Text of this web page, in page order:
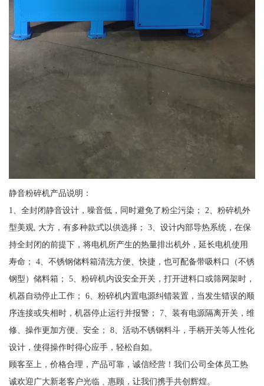
静音粉碎机产品说明：
1、全封闭静音设计，噪音低，同时避免了粉尘污染； 2、粉碎机外
型美观, 大方，有多种款式以供选择； 3、设计内部导热系统，在保
持全封闭的前提下，将电机所产生的热量排出机外，延长电机使用
寿命； 4、不锈钢储料箱清洗方便、快捷，也可配备带吸料口（不锈
钢型）储料箱； 5、粉碎机内设安全开关，打开进料口或筛网架时，
机器自动停止工作； 6、粉碎机内置电源纠错装置，当发生错误的顺
序连接或失相时，机器停止运行并报警； 7、装有电源隔离开关，维
修、操作更加方便、安全； 8、活动不锈钢料斗，手柄开关等人性化
设计，使得操作时得心应手，轻松自如。
顾客至上，价格合理，产品可靠，诚信经营！我们公司全体员工热
诚欢迎广大新老客户光临﹑惠顾，让我们携手共创辉煌。